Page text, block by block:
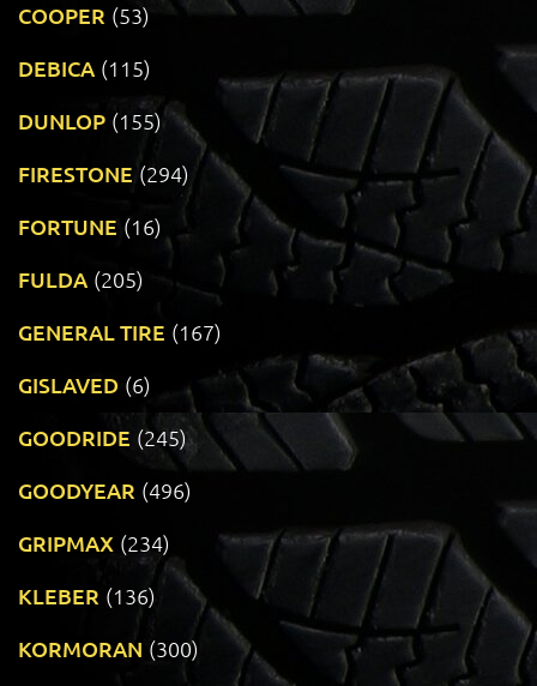
COOPER (53)
DEBICA (115)
DUNLOP (155)
FIRESTONE (294)
FORTUNE (16)
FULDA (205)
GENERAL TIRE (167)
GISLAVED (6)
GOODRIDE (245)
GOODYEAR (496)
GRIPMAX (234)
KLEBER (136)
KORMORAN (300)